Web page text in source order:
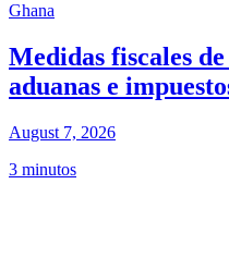
Ghana
Medidas fiscales
aduanas e
August 7, 2026
3 minutos